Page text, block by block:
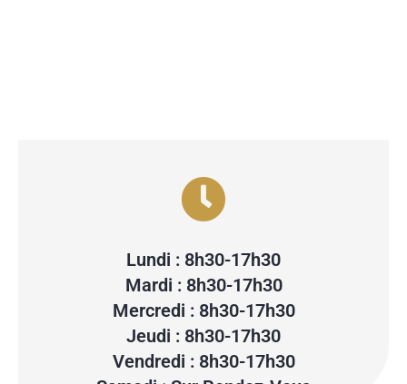
Lundi : 8h30-17h30
Mardi : 8h30-17h30
Mercredi : 8h30-17h30
Jeudi : 8h30-17h30
Vendredi : 8h30-17h30